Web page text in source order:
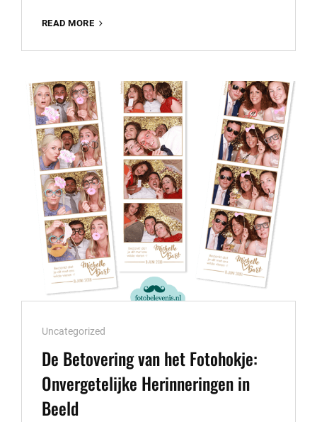
READ MORE
VAN
PROFESSIONELE
BRUILOFTFOTOGRAAF:
ONVERGETELIJKE
HERINNERINGEN
VASTGELEGD
Cat
Links
Uncategorized
De Betovering van het Fotohokje:
Onvergetelijke Herinneringen in
Beeld